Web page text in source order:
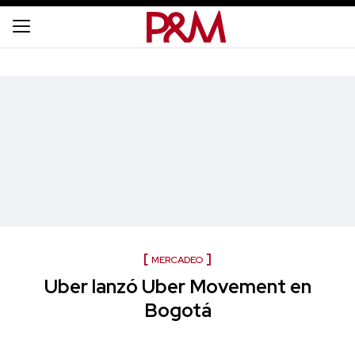
MERCADEO
Uber lanzó Uber Movement en
Bogotá